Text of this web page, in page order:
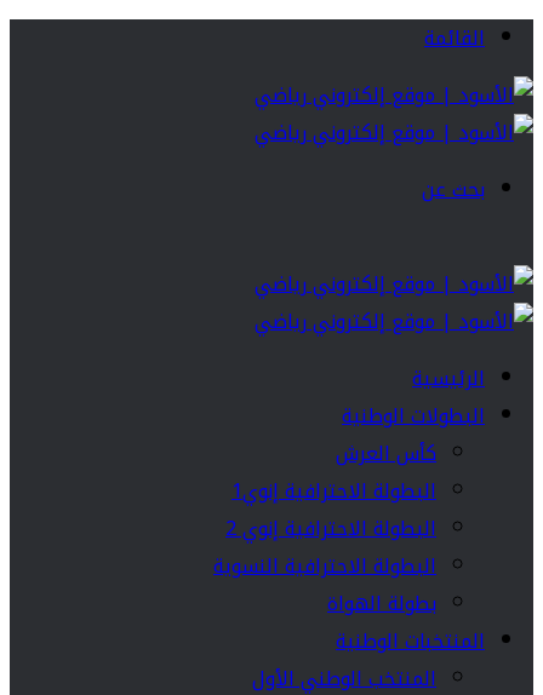
القائمة
بحث عن
الرئيسية
البطولات الوطنية
كأس العرش
البطولة الاحترافية إنوي1
البطولة الاحترافية إنوي 2
البطولة الاحترافية النسوية
بطولة الهواة
المنتخبات الوطنية
المنتخب الوطني الأول